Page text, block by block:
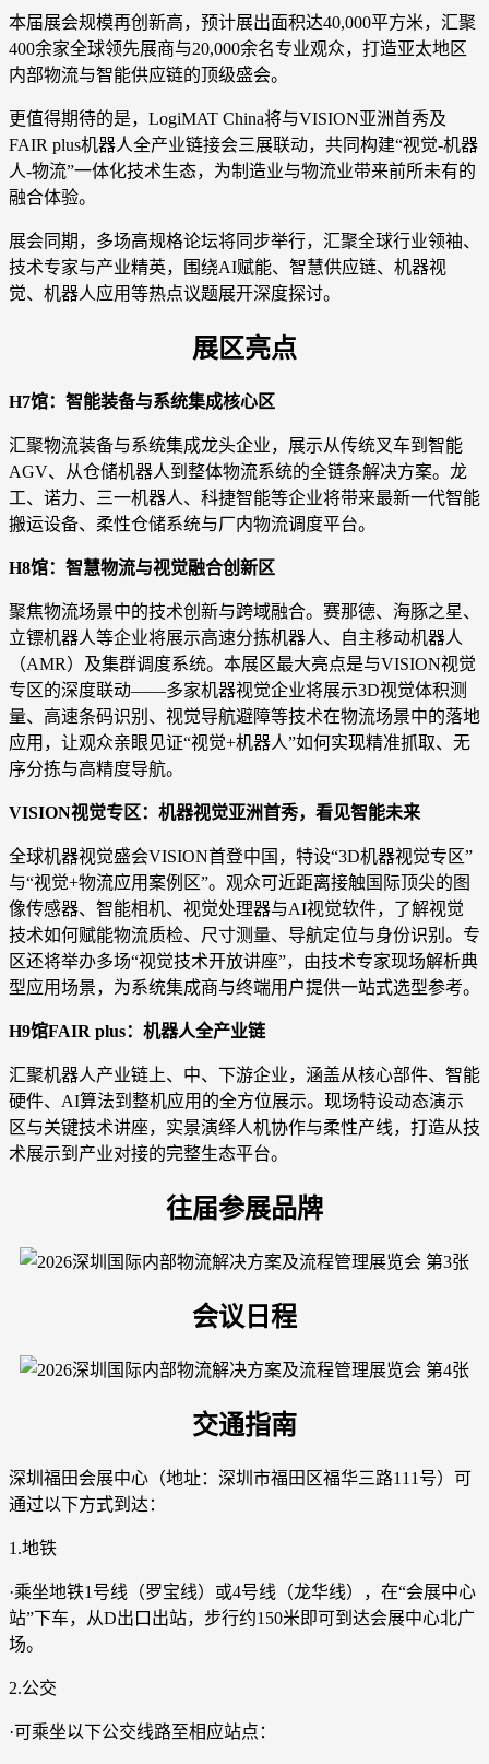
本届展会规模再创新高，预计展出面积达40,000平方米，汇聚
400余家全球领先展商与20,000余名专业观众，打造亚太地区
内部物流与智能供应链的顶级盛会。
更值得期待的是，LogiMAT China将与VISION亚洲首秀及
FAIR plus机器人全产业链接会三展联动，共同构建“视觉-机器
人-物流”一体化技术生态，为制造业与物流业带来前所未有的
融合体验。
展会同期，多场高规格论坛将同步举行，汇聚全球行业领袖、
技术专家与产业精英，围绕AI赋能、智慧供应链、机器视
觉、机器人应用等热点议题展开深度探讨。
展区亮点
H7馆：智能装备与系统集成核心区
汇聚物流装备与系统集成龙头企业，展示从传统叉车到智能
AGV、从仓储机器人到整体物流系统的全链条解决方案。龙
工、诺力、三一机器人、科捷智能等企业将带来最新一代智能
搬运设备、柔性仓储系统与厂内物流调度平台。
H8馆：智慧物流与视觉融合创新区
聚焦物流场景中的技术创新与跨域融合。赛那德、海豚之星、
立镖机器人等企业将展示高速分拣机器人、自主移动机器人
（AMR）及集群调度系统。本展区最大亮点是与VISION视觉
专区的深度联动——多家机器视觉企业将展示3D视觉体积测
量、高速条码识别、视觉导航避障等技术在物流场景中的落地
应用，让观众亲眼见证“视觉+机器人”如何实现精准抓取、无
序分拣与高精度导航。
VISION视觉专区：机器视觉亚洲首秀，看见智能未来
全球机器视觉盛会VISION首登中国，特设“3D机器视觉专区”
与“视觉+物流应用案例区”。观众可近距离接触国际顶尖的图
像传感器、智能相机、视觉处理器与AI视觉软件，了解视觉
技术如何赋能物流质检、尺寸测量、导航定位与身份识别。专
区还将举办多场“视觉技术开放讲座”，由技术专家现场解析典
型应用场景，为系统集成商与终端用户提供一站式选型参考。
H9馆FAIR plus：机器人全产业链
汇聚机器人产业链上、中、下游企业，涵盖从核心部件、智能
硬件、AI算法到整机应用的全方位展示。现场特设动态演示
区与关键技术讲座，实景演绎人机协作与柔性产线，打造从技
术展示到产业对接的完整生态平台。
往届参展品牌
会议日程
交通指南
深圳福田会展中心（地址：深圳市福田区福华三路111号）可
通过以下方式到达：
1.地铁
·乘坐地铁1号线（罗宝线）或4号线（龙华线），在“会展中心
站”下车，从D出口出站，步行约150米即可到达会展中心北广
场。
2.公交
·可乘坐以下公交线路至相应站点：